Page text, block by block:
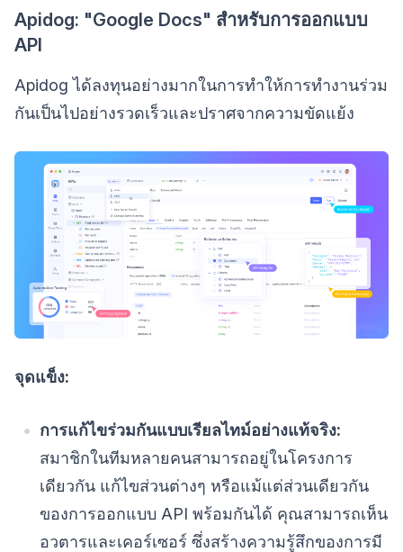
Apidog: "Google Docs" สำหรับการออกแบบ
API
Apidog ได้ลงทุนอย่างมากในการทำให้การทำงานร่วม
กันเป็นไปอย่างรวดเร็วและปราศจากความขัดแย้ง
จุดแข็ง:
การแก้ไขร่วมกันแบบเรียลไทม์อย่างแท้จริง:
สมาชิกในทีมหลายคนสามารถอยู่ในโครงการ
เดียวกัน แก้ไขส่วนต่างๆ หรือแม้แต่ส่วนเดียวกัน
ของการออกแบบ API พร้อมกันได้ คุณสามารถเห็น
อวตารและเคอร์เซอร์ ซึ่งสร้างความรู้สึกของการมี